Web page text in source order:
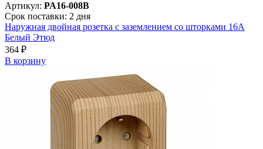
Артикул: PA16-008B
Срок поставки: 2 дня
Наружная двойная розетка с заземлением со шторками 16А
Белый Этюд
364 ₽
В корзинy